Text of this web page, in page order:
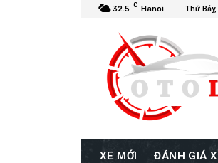
32.5 C Hanoi Thứ
XE MỚI ĐÁNH GIÁ